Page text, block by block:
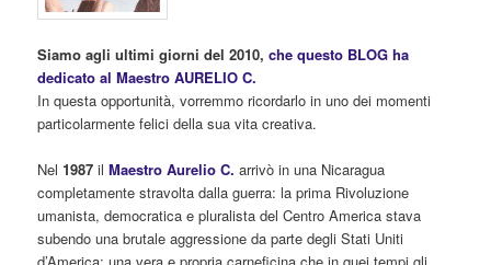
Siamo agli ultimi giorni del 2010,che questo BLOG ha
dedicato al Maestro AURELIO C.
In questa opportunità, vorremmo ricordarlo in uno dei momenti
particolarmente felici della sua vita creativa.
Nel1987 il Maestro Aurelio C. arrivò in una Nicaragua
completamente stravolta dalla guerra: la prima Rivoluzione
umanista, democratica e pluralista del Centro America stava
subendo una brutale aggressione da parte degli Stati Uniti